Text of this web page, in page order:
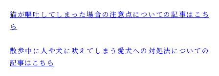
猫が嘔吐してしまった場合の注意点についての記事はこち
ら
散歩中に人や犬に吠えてしまう愛犬への対処法についての
記事はこちら